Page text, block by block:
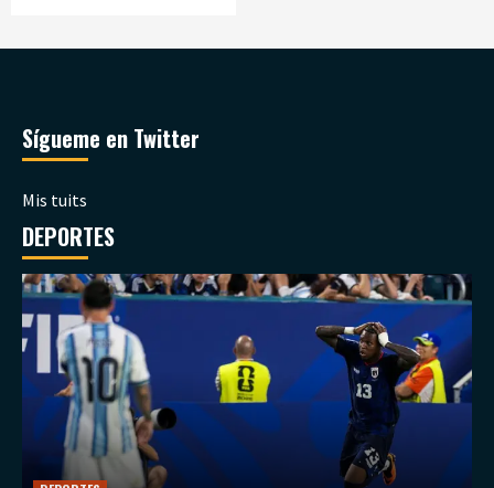
Sígueme en Twitter
Mis tuits
DEPORTES